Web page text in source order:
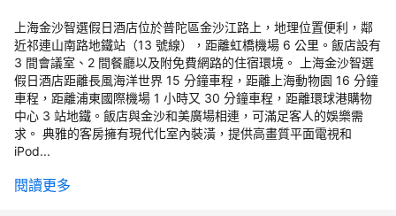
上海金沙智選假日酒店位於普陀區金沙江路上，地理位置便利，鄰
近祁連山南路地鐵站（13 號線），距離虹橋機場 6 公里。飯店設有
3 間會議室、2 間餐廳以及附免費網路的住宿環境。 上海金沙智選
假日酒店距離長風海洋世界 15 分鐘車程，距離上海動物園 16 分鐘
車程，距離浦東國際機場 1 小時又 30 分鐘車程，距離環球港購物
中心 3 站地鐵。飯店與金沙和美廣場相連，可滿足客人的娛樂需
求。 典雅的客房擁有現代化室內裝潢，提供高畫質平面電視和
iPod...
閱讀更多